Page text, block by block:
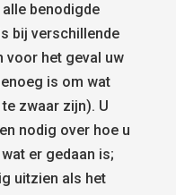
benodigde
bij verschillende
voor het geval uw
is om wat
zwaar zijn). U
nodig over hoe u
er gedaan is;
uitzien als het